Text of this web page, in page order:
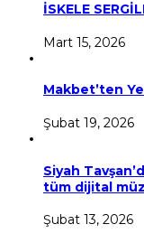
İSKELE
Mart 15, 2026
Makbet’ten
Şubat 19, 2026
Siyah
tüm dijital
Şubat 13, 2026